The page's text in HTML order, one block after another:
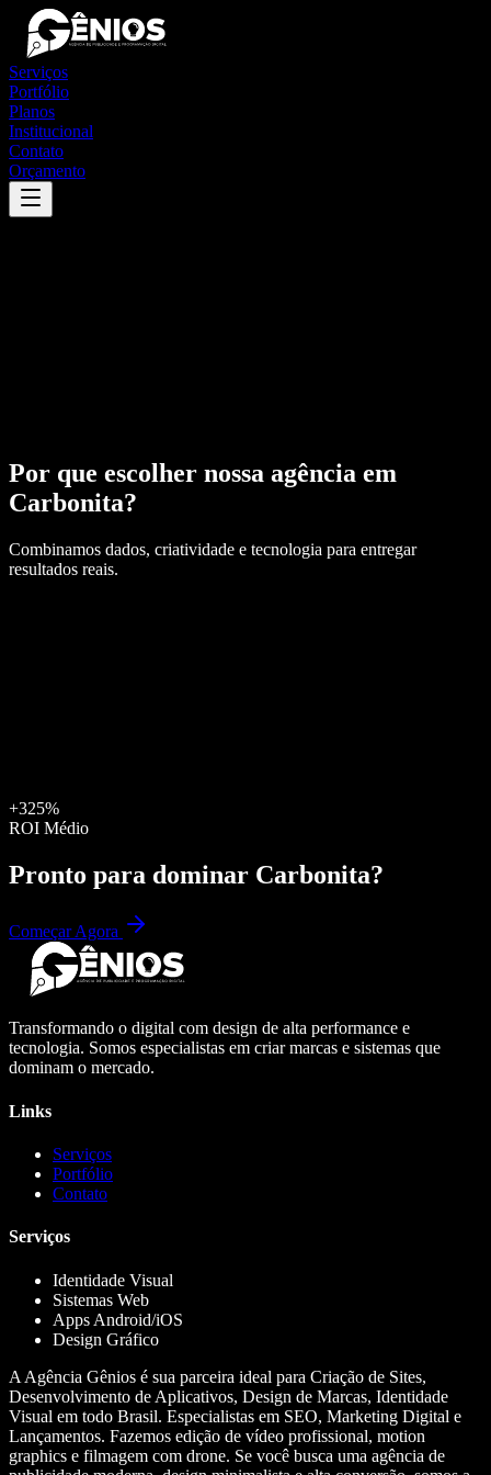
Serviços
Portfólio
Planos
Institucional
Contato
Orçamento
Por que escolher nossa agência em
Carbonita?
Combinamos dados, criatividade e tecnologia para entregar
resultados reais.
+325%
ROI Médio
Pronto para dominar Carbonita?
Começar Agora
Transformando o digital com design de alta performance e
tecnologia. Somos especialistas em criar marcas e sistemas que
dominam o mercado.
Links
Serviços
Portfólio
Contato
Serviços
Identidade Visual
Sistemas Web
Apps Android/iOS
Design Gráfico
A Agência Gênios é sua parceira ideal para Criação de Sites,
Desenvolvimento de Aplicativos, Design de Marcas, Identidade
Visual em todo Brasil. Especialistas em SEO, Marketing Digital e
Lançamentos. Fazemos edição de vídeo profissional, motion
graphics e filmagem com drone. Se você busca uma agência de